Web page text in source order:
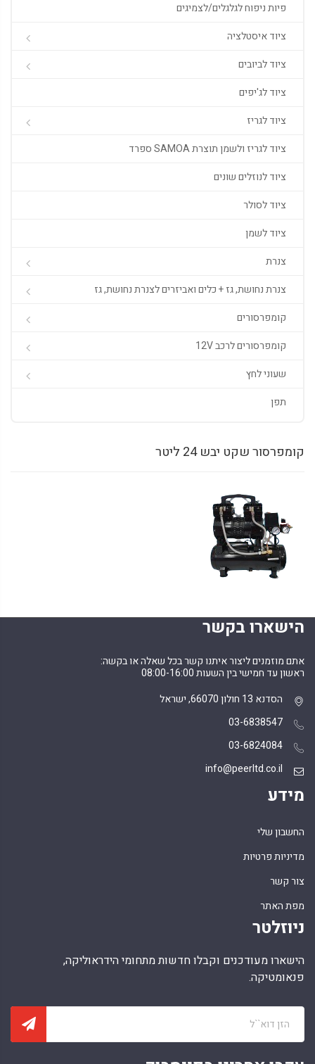
פיות ניפוח לגלגלים/לצמיגים
ציוד איסטלציה
ציוד לביובים
ציוד לג'יפים
ציוד לגריז
ציוד לגריז ולשמן תוצרת SAMOA ספרד
ציוד לנוזלים שונים
ציוד לסולר
ציוד לשמן
צנרת
צנרת נחושת, גז + כלים ואביזרים לצנרת נחושת, גז
קומפרסורים
קומפרסורים לרכב 12V
שעוני לחץ
תפן
קומפרסור שקט יבש 24 ליטר
הישארו בקשר
אתם מוזמנים ליצור איתנו קשר בכל שאלה או בקשה:
ראשון עד חמישי בין השעות 08:00-16:00
הסדנא 13 חולון 66070, ישראל
03-6838547
03-6824084
info@peerltd.co.il
מידע
החשבון שלי
מדיניות פרטיות
צור קשר
מפת האתר
ניוזלטר
הישארו מעודכנים וקבלו חדשות מתחומי הידראוליקה,
פנאומטיקה.